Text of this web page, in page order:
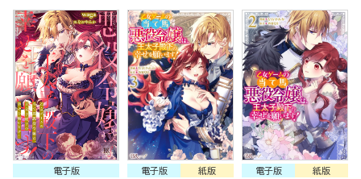
電子版
紙版
電子版
紙版
電子版